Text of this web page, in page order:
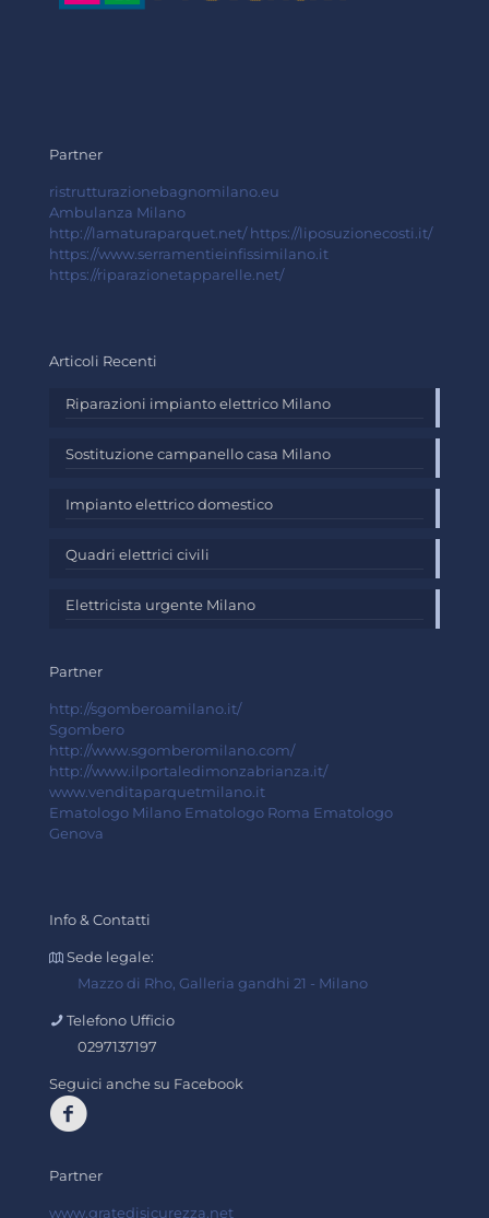
Partner
ristrutturazionebagnomilano.eu
Ambulanza Milano
http://lamaturaparquet.net/ https://liposuzionecosti.it/
https://www.serramentieinfissimilano.it
https://riparazionetapparelle.net/
Articoli Recenti
Riparazioni impianto elettrico Milano
Sostituzione campanello casa Milano
Impianto elettrico domestico
Quadri elettrici civili
Elettricista urgente Milano
Partner
http://sgomberoamilano.it/
Sgombero
http://www.sgomberomilano.com/
http://www.ilportaledimonzabrianza.it/
www.venditaparquetmilano.it
Ematologo Milano Ematologo Roma Ematologo
Genova
Info & Contatti
Sede legale:
Mazzo di Rho, Galleria gandhi 21 - Milano
Telefono Ufficio
0297137197
Seguici anche su Facebook
Partner
www.gratedisicurezza.net